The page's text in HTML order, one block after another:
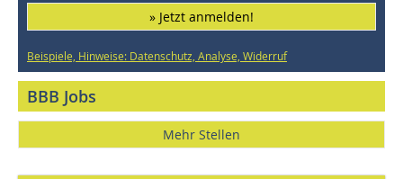
» Jetzt anmelden!
Beispiele, Hinweise: Datenschutz, Analyse, Widerruf
BBB Jobs
Mehr Stellen